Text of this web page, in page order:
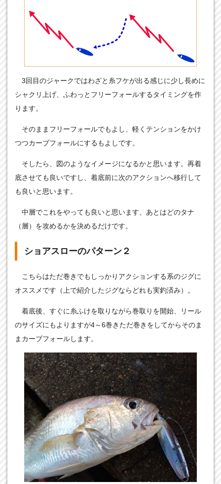
3回目のジャークではわざと糸フケが出る感じに少し長めに
シャクリ上げ、ふわっとフリーフォールするタイミングを作
ります。
そのままフリーフォールでもよし、軽くテンションをかけ
つつカーブフォールにするもよしです。
そしたら、図のようなイメージになるかと思います。再着
底させても良いですし、着底前に次のアクションへ移行して
も良いと思います。
中層でこれをやっても良いと思います、あとはどのタナ
（層）を攻めるかを決めるだけです。
ショアスローのパターン２
こちらはただ巻きでもしっかりアクションする系のジグに
オススメです（上で紹介したジグならどれも実釣済み）。
着底後、すぐに糸ふけを取りながら巻取りを開始、リール
のサイズにもよりますが4～6巻きただ巻きをしてからそのま
まカーブフォールします。